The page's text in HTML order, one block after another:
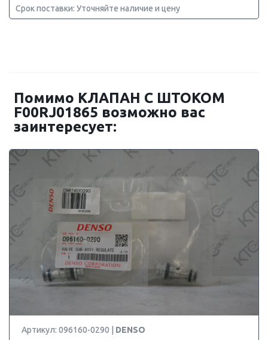
Срок поставки: Уточняйте наличие и цену
Помимо КЛАПАН С ШТОКОМ
F00RJ01865 возможно вас
заинтересует:
Артикул: 096160-0290 | DENSO